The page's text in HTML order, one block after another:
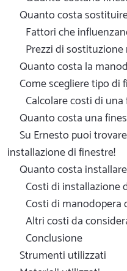
Quanto costa
Fattori che
Prezzi di
Quanto costa la
Come scegliere tipo di
Calcolare costi di
Quanto costa una
Su Ernesto puoi
installazione di finestre!
Quanto costa
Costi di installazione
Costi di manodopera
Altri costi da
Conclusione
Strumenti utilizzati